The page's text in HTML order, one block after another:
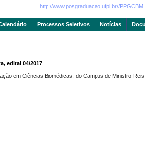
http://www.posgraduacao.ufpi.br//PPGCBM
Processos Seletivos Notícias
edital 04/2017
em Ciências Biomédicas, do Campus de Ministro